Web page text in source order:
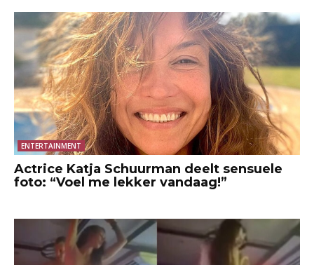
ENTERTAINMENT
Actrice Katja Schuurman deelt sensuele
foto: “Voel me lekker vandaag!”